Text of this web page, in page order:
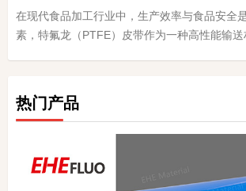
在现代食品加工行业中，生产效率与食品安全
素，特氟龙（PTFE）皮带作为一种高性能输送
热门产品